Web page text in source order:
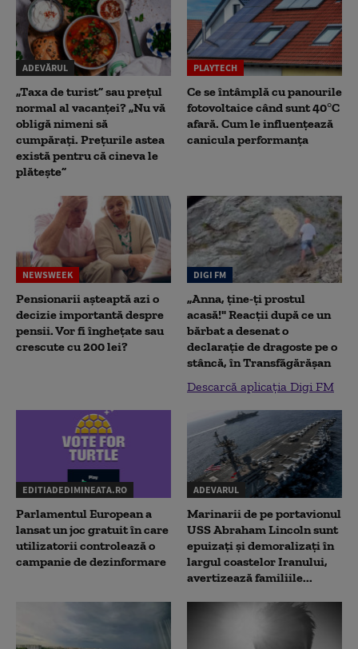
ADEVĂRUL
„Taxa de turist” sau prețul
normal al vacanței? „Nu vă
obligă nimeni să
cumpărați. Prețurile astea
există pentru că cineva le
plătește”
PLAYTECH
Ce se întâmplă cu panourile
fotovoltaice când sunt 40°C
afară. Cum le influențează
canicula performanța
NEWSWEEK
Pensionarii așteaptă azi o
decizie importantă despre
pensii. Vor fi înghețate sau
crescute cu 200 lei?
DIGI FM
„Anna, ţine-ţi prostul
acasă!" Reacţii după ce un
bărbat a desenat o
declaraţie de dragoste pe o
stâncă, în Transfăgărăşan
Descarcă aplicația Digi FM
EDITIADEDIMINEATA.RO
Parlamentul European a
lansat un joc gratuit în care
utilizatorii controlează o
campanie de dezinformare
ADEVARUL
Marinarii de pe portavionul
USS Abraham Lincoln sunt
epuizați și demoralizați în
largul coastelor Iranului,
avertizează familiile...